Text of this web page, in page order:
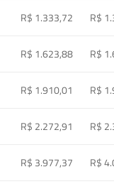
R$ 1.333,72 R$
R$ 1.623,88 R$
R$ 1.910,01 R$
R$ 2.272,91 R$
R$ 3.977,37 R$